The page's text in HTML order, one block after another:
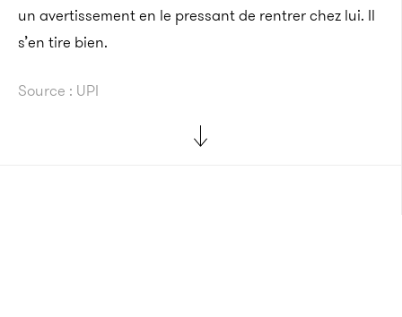
un avertissement en le pressant de rentrer chez lui. Il
s’en tire bien.
Source : UPI